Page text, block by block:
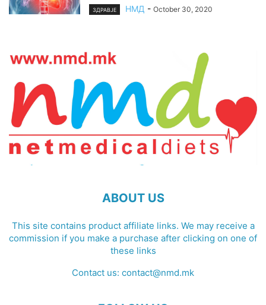
ЗДРАВЈЕ НМД - October 30, 2020
ABOUT US
This site contains product affiliate links. We may receive a
commission if you make a purchase after clicking on one of
these links
Contact us: contact@nmd.mk